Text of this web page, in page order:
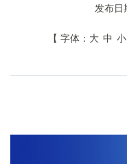
发布日
【 字体： 大 中 小